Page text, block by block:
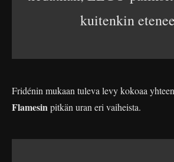
kuitenkin
Fridénin mukaan tuleva levy kokoaa
Flamesinpitkän uran eri vaiheista.